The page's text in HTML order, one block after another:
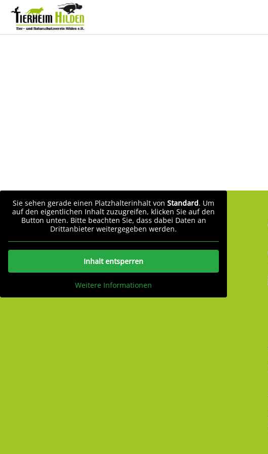
Sie sehen gerade einen Platzhalterinhalt von Standard. Um
auf den eigentlichen Inhalt zuzugreifen, klicken Sie auf den
Button unten. Bitte beachten Sie, dass dabei Daten an
Drittanbieter weitergegeben werden.
Inhalt entsperren
Weitere Informationen